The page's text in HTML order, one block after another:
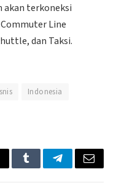
akan terkoneksi
Commuter Line
dan Taksi.
Indonesia
TumblrTelegramEmail